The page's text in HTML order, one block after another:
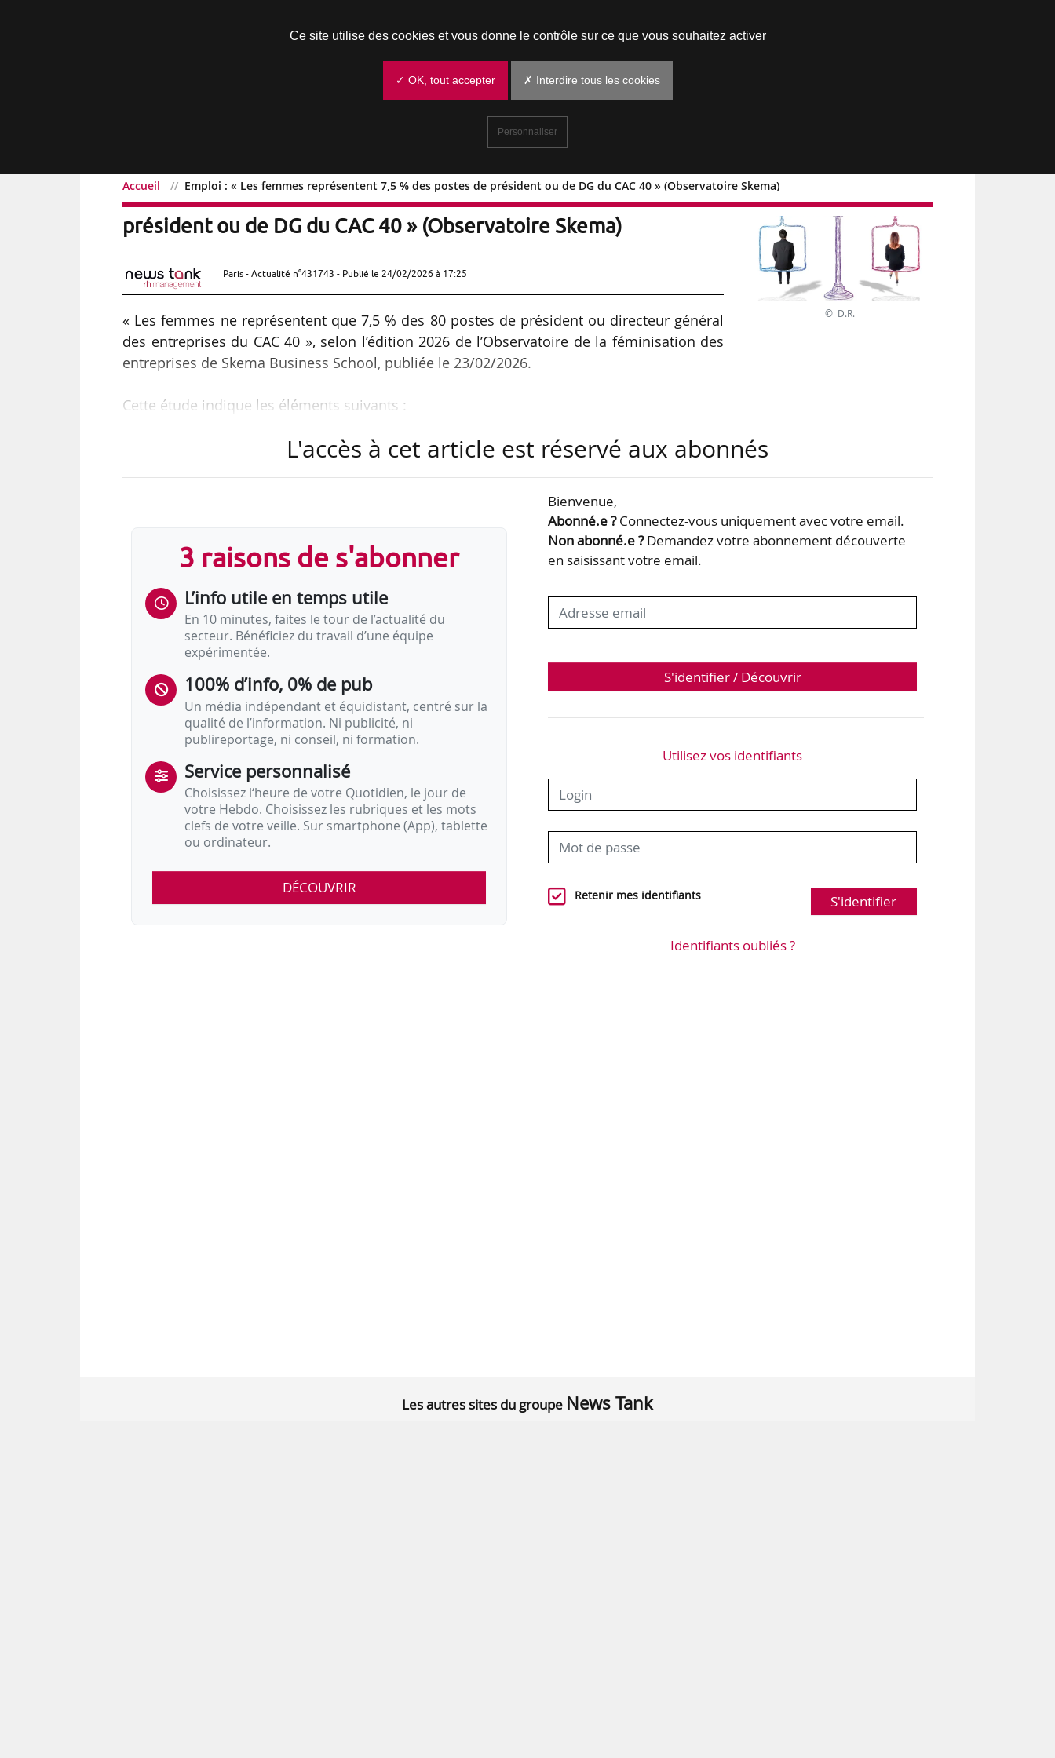
Accueil Emploi : « Les femmes représentent 7,5 % des postes de président ou de DG du CAC 40 » (Observatoire Skema)
Emploi : « Les femmes représentent 7,5 % des postes de
président ou de DG du CAC 40 » (Observatoire Skema)
Paris - Actualité n°431743 - Publié le 24/02/2026 à 17:25
« Les femmes ne représentent que 7,5 % des 80 postes de président ou directeur général
des entreprises du CAC 40 », selon l’édition 2026 de l’Observatoire de la féminisation des
entreprises de Skema Business School, publiée le 23/02/2026.
Cette étude indique les éléments suivants :
• 28,81 % des membres des comités exécutifs sont des femmes (contre 6,3 % en 2008) ;
• Les entreprises les plus féminisées affichent une rentabilité opérationnelle plus de deux
« Aucune femme ne cumule les fonctions de président-directeur général
dans une entreprise du CAC 40 »
« Sur les 80 postes…
© D.R.
L'accès à cet article est réservé aux abonnés
3 raisons de s'abonner
L’info utile en temps utile
En 10 minutes, faites le tour de l’actualité du
secteur. Bénéficiez du travail d’une équipe
expérimentée.
100% d’info, 0% de pub
Un média indépendant et équidistant, centré sur la
qualité de l’information. Ni publicité, ni
publireportage, ni conseil, ni formation.
Service personnalisé
Choisissez l‘heure de votre Quotidien, le jour de
votre Hebdo. Choisissez les rubriques et les mots
clefs de votre veille. Sur smartphone (App), tablette
ou ordinateur.
DÉCOUVRIR
Bienvenue,
Abonné.e ?Connectez-vous uniquement avec votre email.
Non abonné.e ?Demandez votre abonnement découverte
en saisissant votre email.
S'identifier / Découvrir
Utilisez vos identifiants
Retenir mes identifiants S'identifier
Identifiants oubliés ?
Les autres sites du groupe News Tank
Ce site utilise des cookies et vous donne le contrôle sur ce que vous souhaitez activer
✓ OK, tout accepter ✗ Interdire tous les cookies
Personnaliser